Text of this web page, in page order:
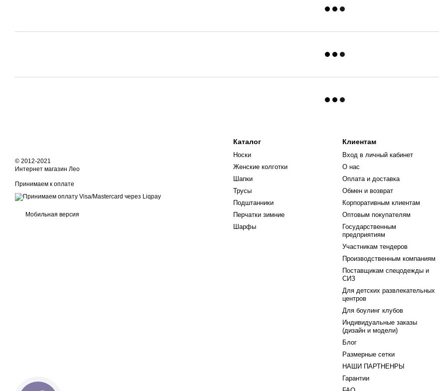
© 2012-2021
Интернет магазин Лео
Принимаем к оплате
Мобильная версия
Каталог
Носки
Женские колготки
Шапки
Трусы
Подштанники
Перчатки зимние
Шарфы
Клиентам
Вход в личный кабинет
О нас
Оплата и доставка
Обмен и возврат
Корпоративным клиентам
Оптовым покупателям
Государственным
предприятиям
Участникам тендеров
Производственным компаниям
Поставщикам спецодежды и
СИЗ
Для детских развлекательных
центров
Для боулинг клубов
Индивидуальные заказы
(дизайн и модели)
Блог
Размерные сетки
НАШИ ПАРТНЕНРЫ
Гарантии